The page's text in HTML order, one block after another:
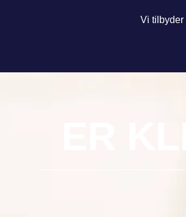
Vi tilbyder
ER